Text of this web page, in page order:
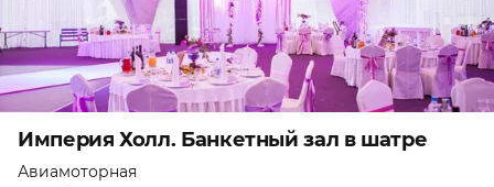
Империя Холл. Банкетный зал в шатре
Авиамоторная